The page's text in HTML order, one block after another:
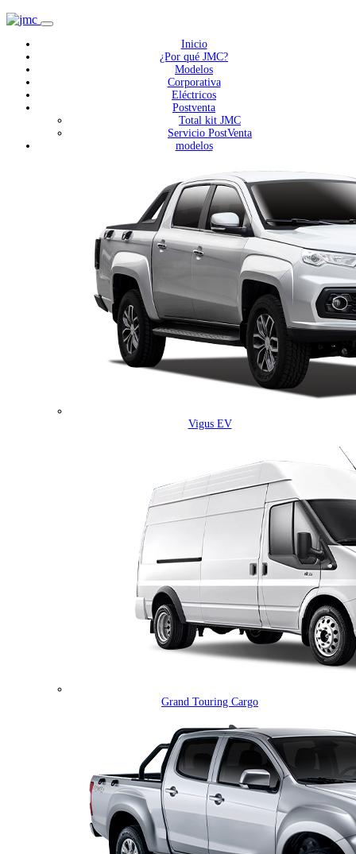
Inicio
¿Por qué JMC?
Modelos
Corporativa
Eléctricos
Postventa
Total kit JMC
Servicio PostVenta
modelos
Vigus EV
Grand Touring Cargo